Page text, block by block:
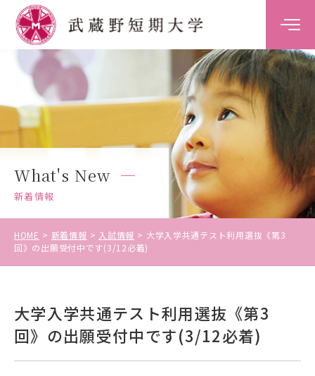
大学案内
学科案内
キャンパスライフ
キャリア・就職支援
入試情報
在学生の方
What's New
新着情報
HOME 新着情報 入試情報
大学入学共通テスト利用選抜《第3
回》の出願受付中です(3/12必着)
大学入学共通テスト利用選抜《第3
回》の出願受付中です(3/12必着)